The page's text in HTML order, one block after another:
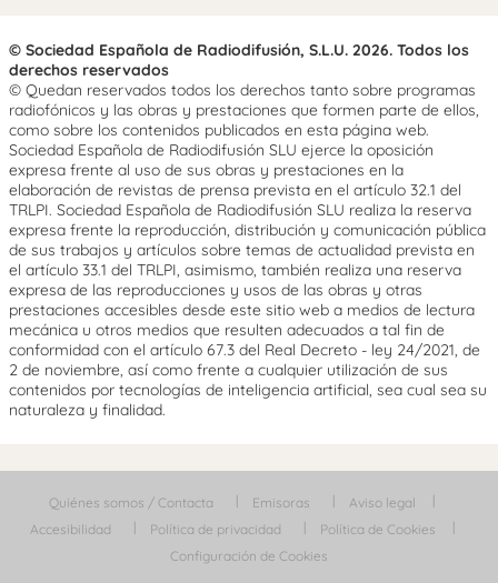
© Sociedad Española de Radiodifusión, S.L.U. 2026. Todos los
derechos reservados
© Quedan reservados todos los derechos tanto sobre programas
radiofónicos y las obras y prestaciones que formen parte de ellos,
como sobre los contenidos publicados en esta página web.
Sociedad Española de Radiodifusión SLU ejerce la oposición
expresa frente al uso de sus obras y prestaciones en la
elaboración de revistas de prensa prevista en el artículo 32.1 del
TRLPI. Sociedad Española de Radiodifusión SLU realiza la reserva
expresa frente la reproducción, distribución y comunicación pública
de sus trabajos y artículos sobre temas de actualidad prevista en
el artículo 33.1 del TRLPI, asimismo, también realiza una reserva
expresa de las reproducciones y usos de las obras y otras
prestaciones accesibles desde este sitio web a medios de lectura
mecánica u otros medios que resulten adecuados a tal fin de
conformidad con el artículo 67.3 del Real Decreto - ley 24/2021, de
2 de noviembre, así como frente a cualquier utilización de sus
contenidos por tecnologías de inteligencia artificial, sea cual sea su
naturaleza y finalidad.
Quiénes somos / Contacta Emisoras
Aviso legal
Accesibilidad
Política de privacidad
Política de Cookies
Configuración de Cookies